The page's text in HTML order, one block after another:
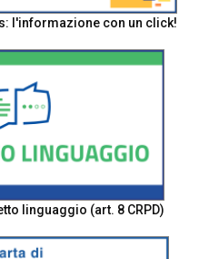
l'informazione con un click!
linguaggio (art. 8 CRPD)